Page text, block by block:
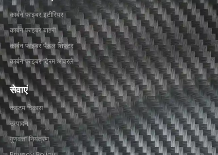
कार्बन फाइबर इंटीरियर​
कार्बन फाइबर बाहरी​
कार्बन फाइबर पैडल शिफ्टर
कार्बन फाइबर ट्रिम ओवरले
सेवाएं
कस्टम विकास
उत्पादन
गुणवत्ता नियंत्रण